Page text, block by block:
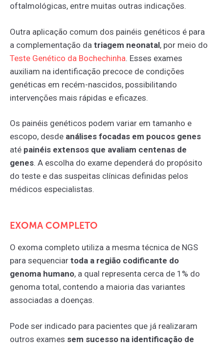
oftalmológicas, entre muitas outras indicações.
Outra aplicação comum dos painéis genéticos é para
a complementação da triagem neonatal, por meio do
Teste Genético da Bochechinha. Esses exames
auxiliam na identificação precoce de condições
genéticas em recém-nascidos, possibilitando
intervenções mais rápidas e eficazes.
Os painéis genéticos podem variar em tamanho e
escopo, desde análises focadas em poucos genes
até painéis extensos que avaliam centenas de
genes. A escolha do exame dependerá do propósito
do teste e das suspeitas clínicas definidas pelos
médicos especialistas.
EXOMA COMPLETO
O exoma completo utiliza a mesma técnica de NGS
para sequenciar toda a região codificante do
genoma humano, a qual representa cerca de 1% do
genoma total, contendo a maioria das variantes
associadas a doenças.
Pode ser indicado para pacientes que já realizaram
outros exames sem sucesso na identificação de